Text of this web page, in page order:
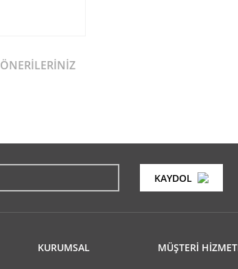
ÖNERILERINIZ
Yorum Yaz
KAYDOL
KURUMSAL MÜŞTERİ